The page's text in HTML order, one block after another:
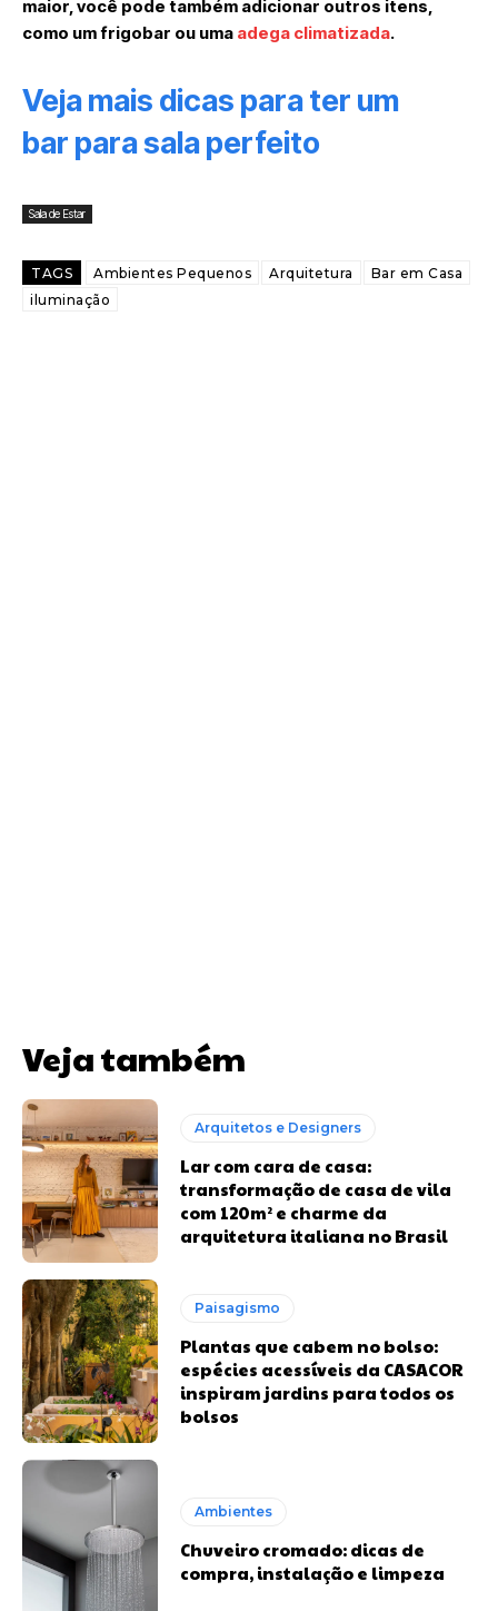
maior, você pode também adicionar outros itens,
como um frigobar ou uma adega climatizada.
Veja mais dicas para ter um
bar para sala perfeito
Sala de Estar
TAGS Ambientes Pequenos Arquitetura
Bar em Casa
iluminação
Veja também
Arquitetos e Designers
Lar com cara de casa:
transformação de casa de vila
com 120m² e charme da
arquitetura italiana no Brasil
Paisagismo
Plantas que cabem no bolso:
espécies acessíveis da CASACOR
inspiram jardins para todos os
bolsos
Ambientes
Chuveiro cromado: dicas de
compra, instalação e limpeza